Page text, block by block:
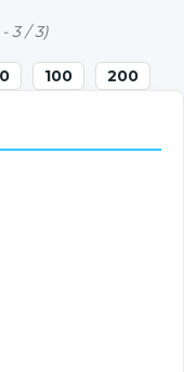
- 3 / 3)
100 200